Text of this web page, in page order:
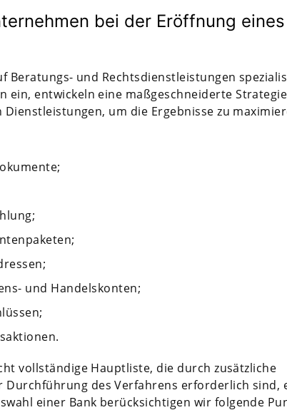
bei der Eröffnung eines
Beratungs- und Rechtsdienstleistungen
ein, entwickeln eine maßgeschneiderte
um die Ergebnisse zu
und Handelskonten;
vollständige Hauptliste, die durch zusätzliche
Durchführung des Verfahrens erforderlich sind,
einer Bank berücksichtigen wir folgende